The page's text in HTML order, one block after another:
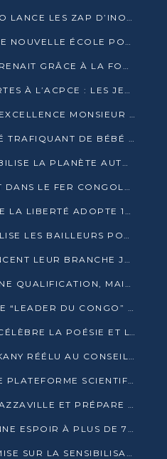
AGRICULTURE : LE CONGO LANCE LES ZAP D’INONI ET YONO
BE GREEN ACADEMY : UNE NOUVELLE ÉCOLE POUR LES MÉTIERS DE L’ÉCOLOGIE À POINTE-NOIRE
L’ÉCOLE PIERRE NZOKO RENAIT GRÂCE À LA FONDATION MUCODEC
JOURNÉE PORTES OUVERTES À L’ACPCE : LES JEUNES EN IMMERSION DANS L’ENTREPRISE
LETTRE OUVERTE A SON EXCELLENCE MONSIEUR DENIS SASSOU NGUESSO, PRESIDENT DE LAREPUBLIQUE DU CONGO
MADINGOU : UN PRÉSUMÉ TRAFIQUANT DE BÉBÉ CHIMPANZÉ FIXÉ SUR SON SORT LE 20 NOVEMBRE
À BELÉM, LE CONGO MOBILISE LA PLANÈTE AUTOUR DU FONDS BLEU POUR LE BASSIN DU CONGO
ULSAN HOLDING INVESTIT DANS LE FER CONGOLAIS
LE CONGRÈS MONDIAL DE LA LIBERTÉ ADOPTE 14 RÉSOLUTIONS HISTORIQUES
COP30 : LA BDEAC MOBILISE LES BAILLEURS POUR LE FONDS BLEU DU BASSIN DU CONGO
LES SOUVERAINISTES LANCENT LEUR BRANCHE JEUNE À BRAZZAVILLE
L’AS OTOHO, UN CLUB, UNE QUALIFICATION, MAIS ENCORE DES DOUTES
L’ONG BUTTERFLY SACRÉE “LEADER DU CONGO” AU PRIX D’EXCELLENCE 2025
STIVEN MAGE MAKANGA CÉLÈBRE LA POÉSIE ET L’HUMAIN AVEC SON RECUEIL “HECTARE”
PR. ROGER ARMAND MAKANY RÉÉLU AU CONSEIL DE L’AUF
ÉNERGIE : UNE NOUVELLE PLATEFORME SCIENTIFIQUE POUR LA TRANSITION ÉNERGÉTIQUE EN AFRIQUE CENTRALE
GOZEM DÉBARQUE À BRAZZAVILLE ET PRÉPARE SON ARRIVÉE À POINTE-NOIRE
L’ESPACE OPOKO REDONNE ESPOIR À PLUS DE 775 ÉLÈVES AUTOCHTONES DANS LE NORD DU CONGO
PAUL VALISE MATOMBÉ MISE SUR LA SENSIBILISATION POUR ÉRAQUER LE GRAND BANDITISME